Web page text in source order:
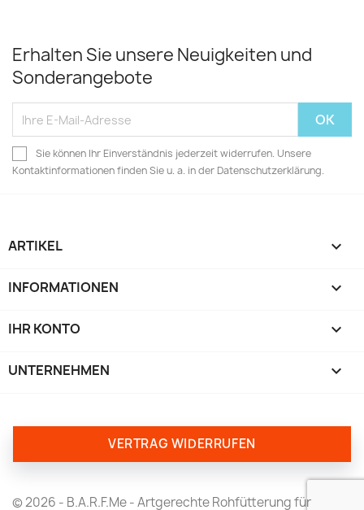
Erhalten Sie unsere Neuigkeiten und
Sonderangebote
Sie können Ihr Einverständnis jederzeit widerrufen. Unsere
Kontaktinformationen finden Sie u. a. in der Datenschutzerklärung.
ARTIKEL 
INFORMATIONEN 
IHR KONTO 
UNTERNEHMEN keyboard_arrow_down
VERTRAG WIDERRUFEN
© 2026 - B.A.R.F.Me - Artgerechte Rohfütterung für